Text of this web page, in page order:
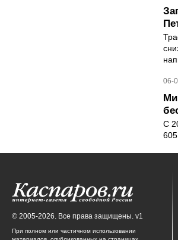
06-
С
© 2005-2026. Все права защищены. v1
При полном или частичном использовании